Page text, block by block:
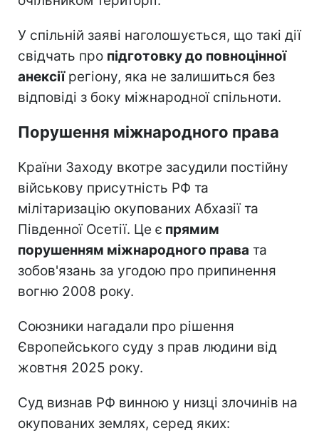
У спільній заяві наголошується, що такі дії
свідчать про підготовку до повноцінної
анексіїрегіону, яка не залишиться без
відповіді з боку міжнародної спільноти.
Порушення міжнародного права
Країни Заходу вкотре засудили постійну
військову присутність РФ та
мілітаризацію окупованих Абхазії та
Південної Осетії. Це є прямим
порушенням міжнародного права та
зобов'язань за угодою про припинення
вогню 2008 року.
Союзники нагадали про рішення
Європейського суду з прав людини від
жовтня 2025 року.
Суд визнав РФ винною у низці злочинів на
окупованих землях, серед яких: